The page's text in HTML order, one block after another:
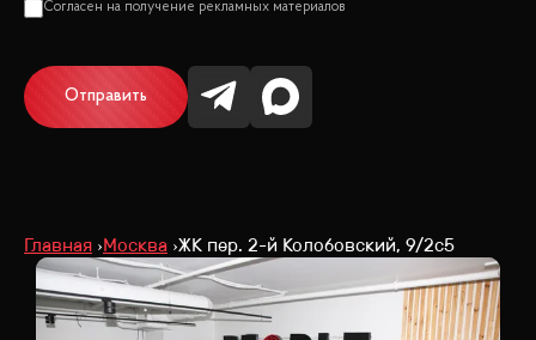
Отправить
Главная Москва ЖК пер. 2-й Колобовский, 9/2с5